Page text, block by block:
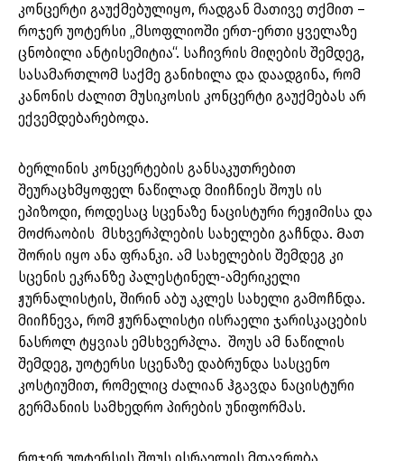
კონცერტი გაუქმებულიყო, რადგან მათივე თქმით –
როჯერ უოტერსი „მსოფლიოში ერთ-ერთი ყველაზე
ცნობილი ანტისემიტია“. საჩივრის მიღების შემდეგ,
სასამართლომ საქმე განიხილა და დაადგინა, რომ
კანონის ძალით მუსიკოსის კონცერტი გაუქმებას არ
ექვემდებარებოდა.
ბერლინის კონცერტების განსაკუთრებით
შეურაცხმყოფელ ნაწილად მიიჩნიეს შოუს ის
ეპიზოდი, როდესაც სცენაზე ნაცისტური რეჟიმისა და
მოძრაობის მსხვერპლების სახელები გაჩნდა. Მათ
შორის იყო ანა ფრანკი. ამ სახელების შემდეგ კი
სცენის ეკრანზე პალესტინელ-ამერიკელი
ჟურნალისტის, შირინ აბუ აკლეს სახელი გამოჩნდა.
მიიჩნევა, რომ ჟურნალისტი ისრაელი ჯარისკაცების
ნასროლ ტყვიას ემსხვერპლა. შოუს ამ ნაწილის
შემდეგ, უოტერსი სცენაზე დაბრუნდა სასცენო
კოსტიუმით, რომელიც ძალიან ჰგავდა ნაცისტური
გერმანიის სამხედრო პირების უნიფორმას.